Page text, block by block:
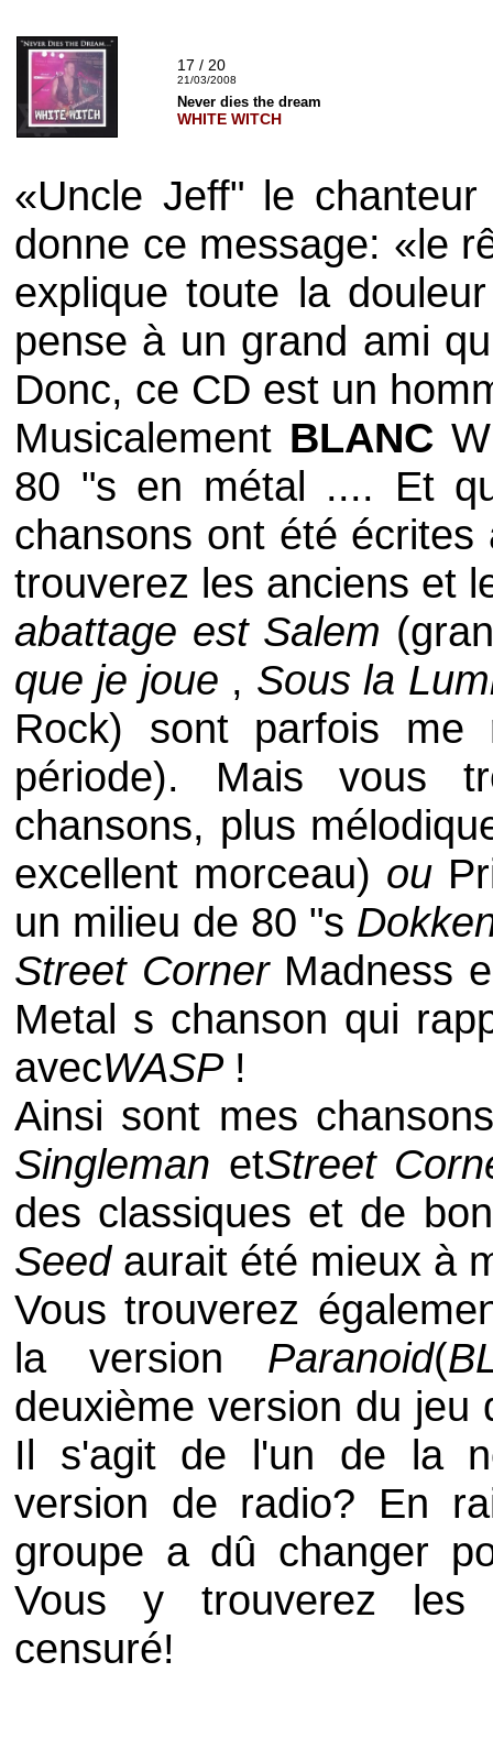
17 / 20
21/03/2008
Never dies the dream
WHITE WITCH
«Uncle Jeff" le
donne ce message: «le
explique toute la
pense à un grand ami
Donc, ce CD est un
Musicalement BLANC
80 "s en métal .... Et
chansons ont été
trouverez les anciens et
abattage est Salem
que je joue , Sous la
Rock) sont parfois me
période). Mais vous
chansons, plus
excellent morceau) ou
un milieu de 80 "s
Street Corner Madness
Metal s chanson qui
avecWASP !
Ainsi sont mes
Singleman etStreet
des classiques et de
Seed aurait été mieux à
Vous trouverez
la version Paranoid(
deuxième version du jeu
Il s'agit de l'un de la
version de radio? En
groupe a dû changer
Vous y trouverez les
censuré!